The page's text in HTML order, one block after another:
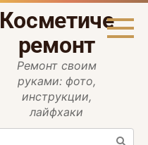
ремонт
Ремонт своим
руками: фото,
инструкции,
лайфхаки